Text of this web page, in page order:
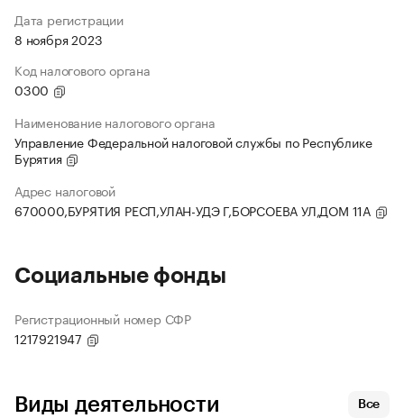
Дата регистрации
8 ноября 2023
Код налогового органа
0300
Наименование налогового органа
Управление Федеральной налоговой службы по Республике
Бурятия
Адрес налоговой
670000,БУРЯТИЯ РЕСП,УЛАН-УДЭ Г,БОРСОЕВА УЛ,ДОМ 11А
Социальные фонды
Регистрационный номер СФР
1217921947
Виды деятельности Все